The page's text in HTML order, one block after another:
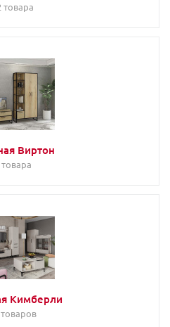
товара
Виртон
Кимберли